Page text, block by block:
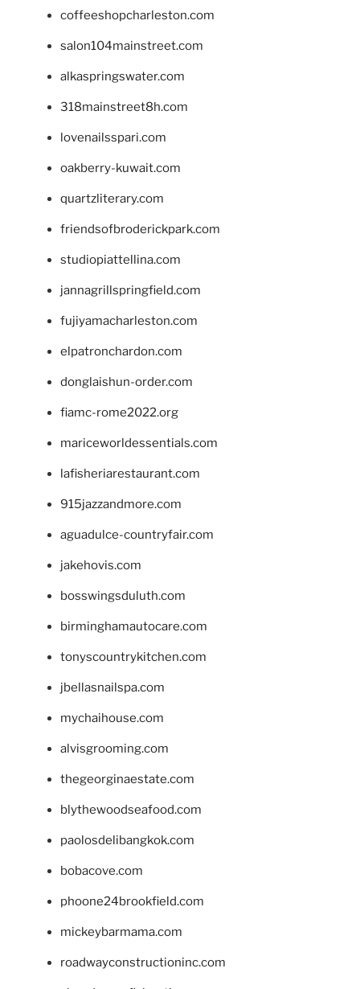
coffeeshopcharleston.com
salon104mainstreet.com
alkaspringswater.com
318mainstreet8h.com
lovenailsspari.com
oakberry-kuwait.com
quartzliterary.com
friendsofbroderickpark.com
studiopiattellina.com
jannagrillspringfield.com
fujiyamacharleston.com
elpatronchardon.com
donglaishun-order.com
fiamc-rome2022.org
mariceworldessentials.com
lafisheriarestaurant.com
915jazzandmore.com
aguadulce-countryfair.com
jakehovis.com
bosswingsduluth.com
birminghamautocare.com
tonyscountrykitchen.com
jbellasnailspa.com
mychaihouse.com
alvisgrooming.com
thegeorginaestate.com
blythewoodseafood.com
paolosdelibangkok.com
bobacove.com
phoone24brookfield.com
mickeybarmama.com
roadwayconstructioninc.com